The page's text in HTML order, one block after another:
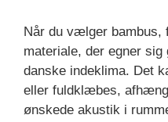
Når du vælger bambus,
materiale, der egner
danske indeklima. Det
eller fuldklæbes,
ønskede akustik i